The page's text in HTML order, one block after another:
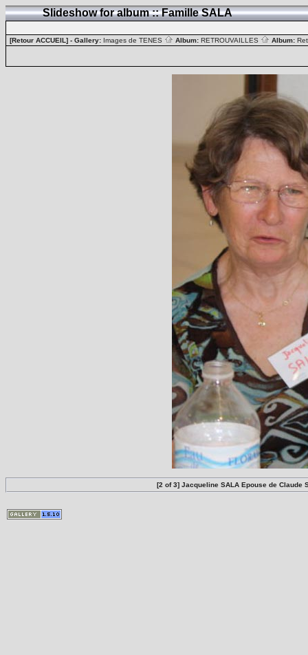
Slideshow for album :: Famille SALA
[Retour ACCUEIL] - Gallery: Images de TENES Album: RETROUVAILLES Album:
[2 of 3] Jacqueline SALA Epouse de Claude